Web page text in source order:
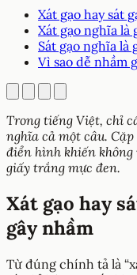
Xát gạo hay sát
Xát gạo nghĩa
Sát gạo nghĩa
Vì sao dễ nhầm
Trong tiếng Việt, chỉ
nghĩa cả một câu. Cặp
điển hình khiến
giấy trắng mực đen.
Xát gạo hay
gây nhầm
Từ đúng chính tả là